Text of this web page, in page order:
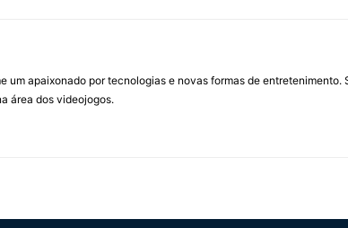
apaixonado por tecnologias e novas formas de entretenimento.
área dos videojogos.